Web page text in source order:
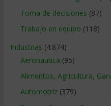
Toma de decisiones (87)
Trabajo en equipo (118)
Industrias (4.874)
Aeronautica (95)
Alimentos, Agricultura,
Automotriz(379)